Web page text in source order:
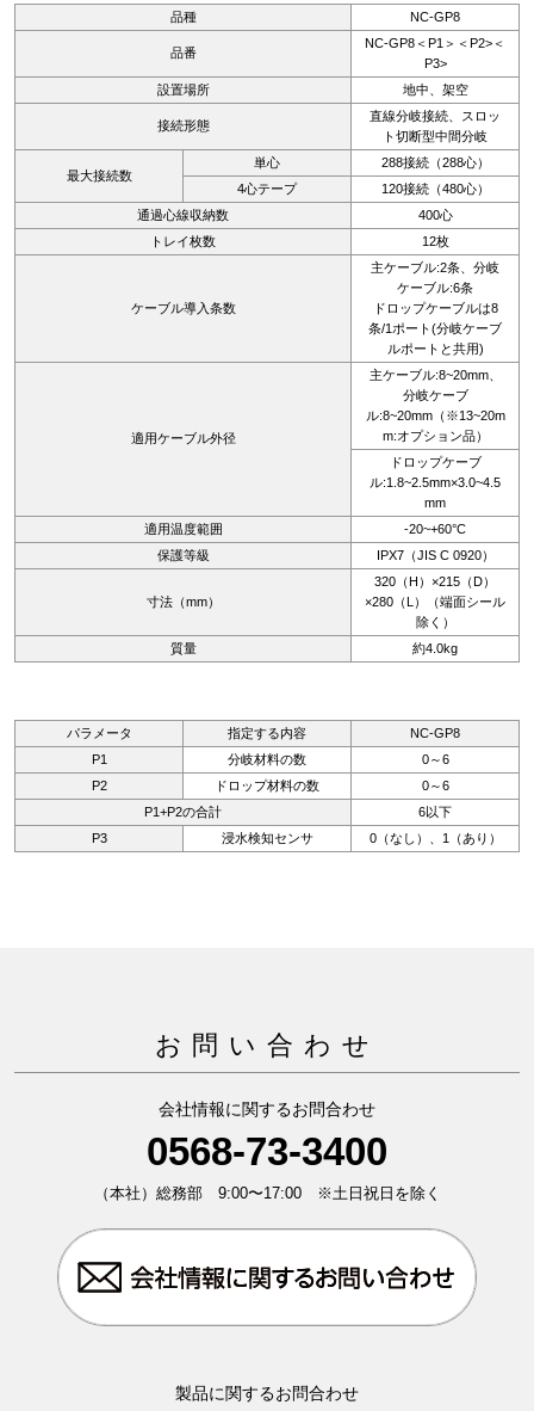
品種 NC-GP8
品番
NC-GP8＜P1＞＜P2>＜
P3>
設置場所
地中、架空
接続形態
直線分岐接続、スロッ
ト切断型中間分岐
最大接続数
単心
288接続（288心）
4心テープ
120接続（480心）
通過心線収納数
400心
トレイ枚数
12枚
ケーブル導入条数
主ケーブル:2条、分岐
ケーブル:6条
ドロップケーブルは8
条/1ポート(分岐ケーブ
ルポートと共用)
適用ケーブル外径
主ケーブル:8~20mm、
分岐ケーブ
ル:8~20mm（※13~20m
m:オプション品）
ドロップケーブ
ル:1.8~2.5mm×3.0~4.5
mm
適用温度範囲
-20~+60°C
保護等級
IPX7（JIS C 0920）
寸法（mm）
320（H）×215（D）
×280（L）（端面シール
除く）
質量
約4.0kg
パラメータ 指定する内容
NC-GP8
P1
分岐材料の数
0～6
P2
ドロップ材料の数
0～6
P1+P2の合計
6以下
P3
浸水検知センサ 0（なし）、1（あり）
お問い合わせ
会社情報に関するお問合わせ
0568-73-3400
（本社）総務部 9:00〜17:00 ※土日祝日を除く
製品に関するお問合わせ